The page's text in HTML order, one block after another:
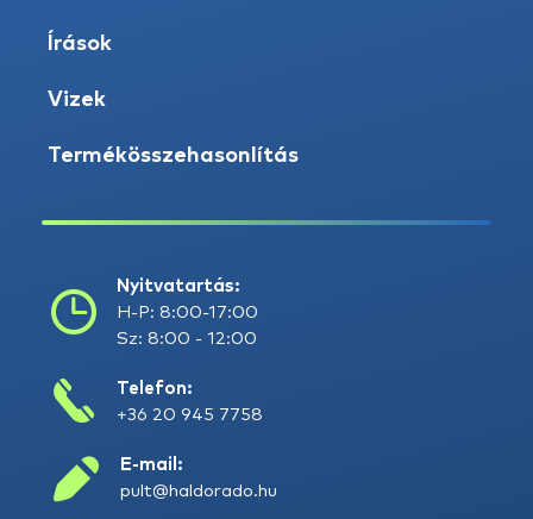
Írások
Vizek
Termékösszehasonlítás
Nyitvatartás:
H-P: 8:00-17:00
Sz: 8:00 - 12:00
Telefon:
+36 20 945 7758
E-mail:
pult@haldorado.hu